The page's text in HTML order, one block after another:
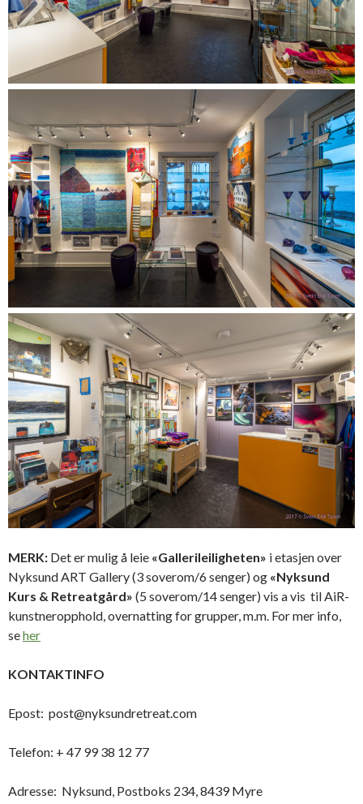
MERK: Det er mulig å leie «Gallerileiligheten» i etasjen over
Nyksund ART Gallery (3 soverom/6 senger) og «Nyksund
Kurs & Retreatgård» (5 soverom/14 senger) vis a vis til AiR-
kunstneropphold, overnatting for grupper, m.m. For mer info,
seher
KONTAKTINFO
Epost: post@nyksundretreat.com
Telefon: + 47 99 38 12 77
Adresse: Nyksund, Postboks 234, 8439 Myre